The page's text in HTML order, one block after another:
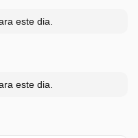
este dia.
este dia.